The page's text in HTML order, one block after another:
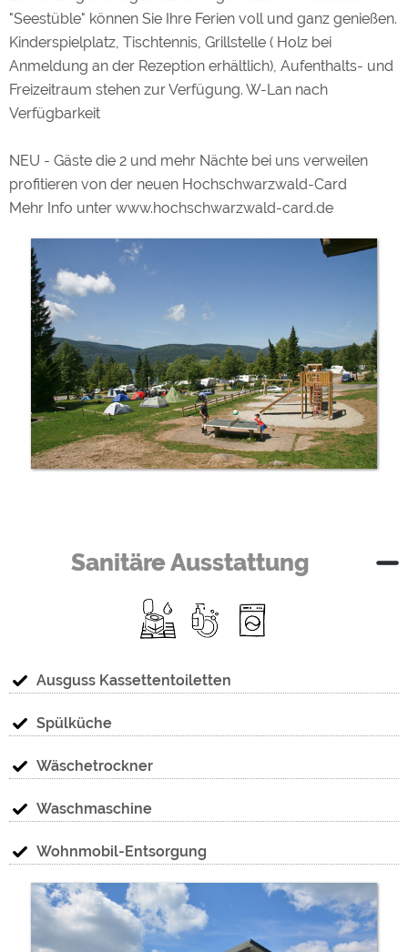
Bootsfahrt mit Ruder- oder Tretbooten garantieren Ihnen
jede Menge Erholung und Erlebnis.
Gäste die 2 Nächte oder mehr auf unserem Platz
verweilen profitieren von der Hochschwarzwald-Card -
Hallenbäder, Kloster, Museen, Schifffahrten,
Stadtführungen, im Winter Skilifte und vieles mehr....
"Seestüble" können Sie Ihre Ferien voll und ganz genießen.
Kinderspielplatz, Tischtennis, Grillstelle ( Holz bei
Anmeldung an der Rezeption erhältlich), Aufenthalts- und
Freizeitraum stehen zur Verfügung. W-Lan nach
Verfügbarkeit
NEU - Gäste die 2 und mehr Nächte bei uns verweilen
profitieren von der neuen Hochschwarzwald-Card
Mehr Info unter www.hochschwarzwald-card.de
Sanitäre Ausstattung
Ausguss Kassettentoiletten
Spülküche
Wäschetrockner
Waschmaschine
Wohnmobil-Entsorgung